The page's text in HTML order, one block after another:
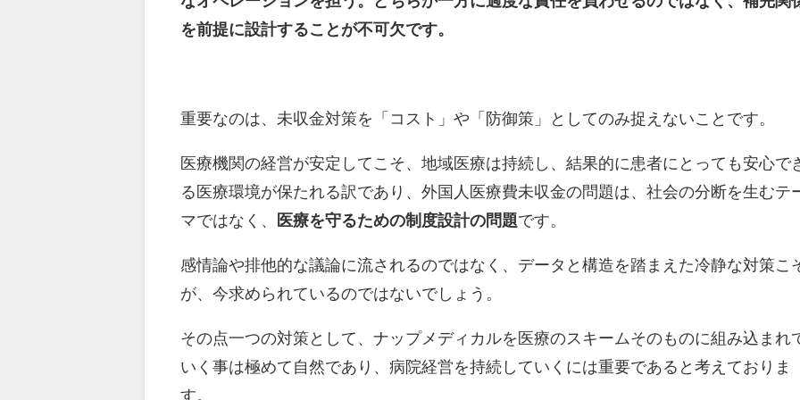
を前提に設計することが不可欠です。
重要なのは、未収金対策を「コスト」や「防御策」としてのみ捉えないことです。
医療機関の経営が安定してこそ、地域医療は持続し、結果的に患者にとっても安心で
る医療環境が保たれる訳であり、外国人医療費未収金の問題は、社会の分断を生むテ
マではなく、
医療を守るための制度設計の問題です。
感情論や排他的な議論に流されるのではなく、データと構造を踏まえた冷静な対策こ
が、今求められているのではないでしょう。
その点一つの対策として、ナップメディカルを医療のスキームそのものに組み込まれ
いく事は極めて自然であり、病院経営を持続していくには重要であると考えておりま
す。